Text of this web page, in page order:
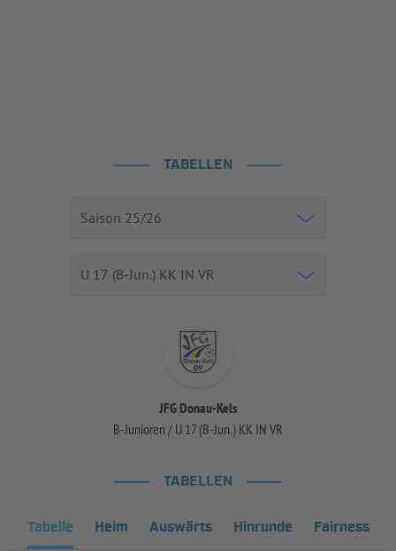
TABELLEN
JFG Donau-Kels
B-Junioren / U 17 (B-Jun.) KK IN VR
TABELLEN
Tabelle Heim Auswärts Hinrunde Fairness